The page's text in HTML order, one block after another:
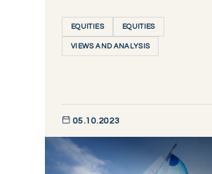
EQUITIES EQUITIES
VIEWS AND ANALYSIS
05.10.2023
DÉCOUVRIR MAINTENANT